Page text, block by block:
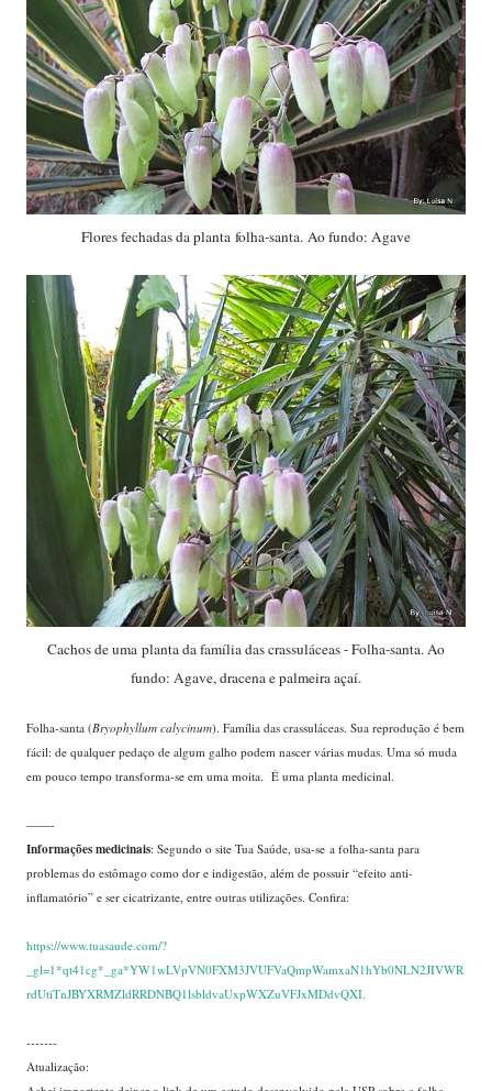
Flores fechadas da planta folha-santa. Ao fundo: Agave
Cachos de uma planta da família das crassuláceas - Folha-santa. Ao
fundo: Agave, dracena e palmeira açaí.
Folha-santa (Bryophyllum calycinum). Família das crassuláceas. Sua reprodução é bem
fácil: de qualquer pedaço de algum galho podem nascer várias mudas. Uma só muda
em pouco tempo transforma-se em uma moita. É uma planta medicinal.
——-
Informações medicinais: Segundo o site Tua Saúde, usa-se a folha-santa para
problemas do estômago como dor e indigestão, além de possuir “efeito anti-
inflamatório” e ser cicatrizante, entre outras utilizações. Confira:
https://www.tuasaude.com/?
_gl=1*qt41cg*_ga*YW1wLVpVN0FXM3JVUFVaQmpWamxaN1hYb0NLN2JIVWR
rdUtiTnJBYXRMZldRRDNBQ1lsbldvaUxpWXZuVFJxMDdvQXI.
-------
Atualização: